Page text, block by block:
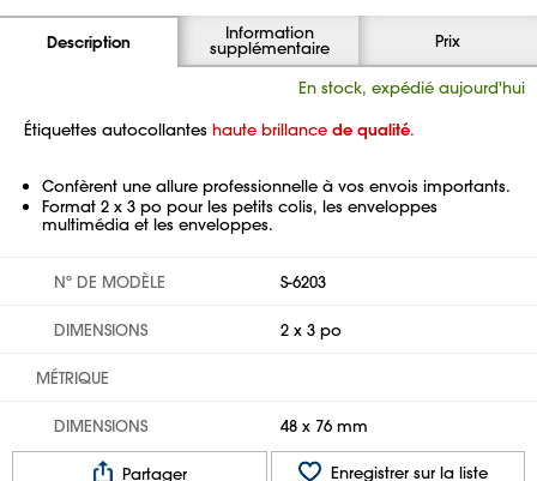
Description Information
supplémentaire Prix
En stock, expédié aujourd'hui
Étiquettes autocollantes haute brillance de qualité.
Confèrent une allure professionnelle à vos envois importants.
Format 2 x 3 po pour les petits colis, les enveloppes
multimédia et les enveloppes.
Nº DE MODÈLE S-6203
DIMENSIONS 2 x 3 po
MÉTRIQUE
DIMENSIONS 48 x 76 mm
Partager Enregistrer sur la liste